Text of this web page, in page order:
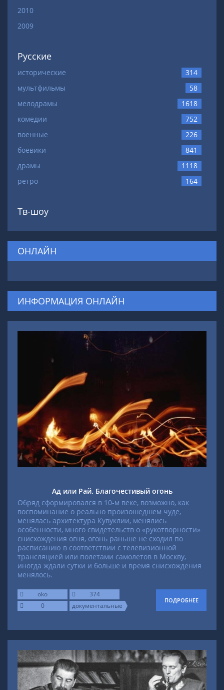
2010
2009
Русские
исторические
314
мультфильмы
58
мелодрамы
1618
комедии
752
военные
226
боевики
841
драмы
1118
ретро
164
Тв-шоу
ОНЛАЙН
ИНФОРМАЦИЯ ОНЛАЙН
Ад или Рай. Благочестивый огонь
Обряд сформировался в 10-м веке, возможно, как
воспоминание о реально произошедшем чуде,
менялась архитектура Кувуклии, менялись
особенности, много свидетельств о «рукотворности»
снисхождения огня, огонь раньше не сходил по
расписанию в соответствии с телевизионной
трансляцией или полетами самолетов в Москву,
иногда ждали сутки и больше и время снисхождения
менялось.
oko
374
0
документальные
ПОДРОБНЕЕ